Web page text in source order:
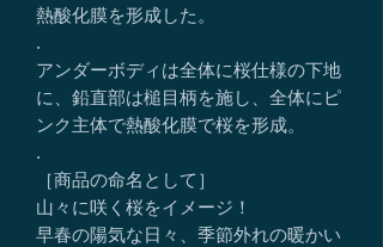
熱酸化膜を形成した。
.
アンダーボディは全体に桜仕様の下地
に、鉛直部は槌目柄を施し、全体にピ
ンク主体で熱酸化膜で桜を形成。
.
［商品の命名として］
山々に咲く桜をイメージ！
早春の陽気な日々、季節外れの暖かい